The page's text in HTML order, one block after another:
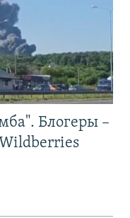
Блогеры –
Wildberries